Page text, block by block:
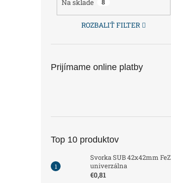
Na sklade 8
ROZBALIŤ FILTER
Prijímame online platby
Top 10 produktov
Svorka SUB 42x42mm
univerzálna
€0,81